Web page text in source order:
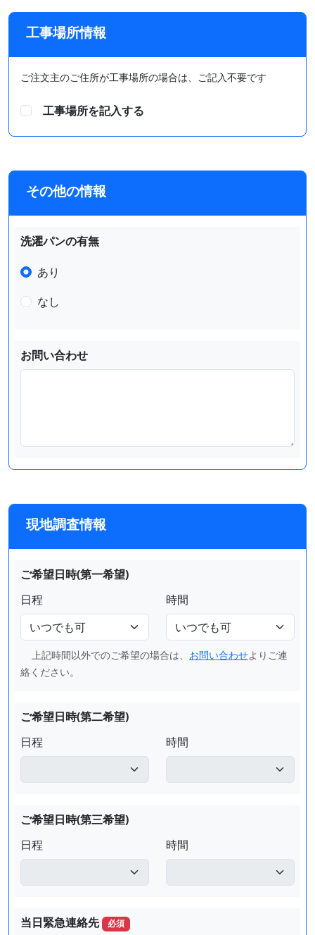
工事場所情報
ご注文主のご住所が工事場所の場合は、ご記入不要です
工事場所を記入する
その他の情報
洗濯パンの有無
あり
なし
お問い合わせ
現地調査情報
ご希望日時(第一希望)
日程
時間
上記時間以外でのご希望の場合は、 お問い合わせよりご連
絡ください。
ご希望日時(第二希望)
日程
時間
ご希望日時(第三希望)
日程
時間
当日緊急連絡先 必須